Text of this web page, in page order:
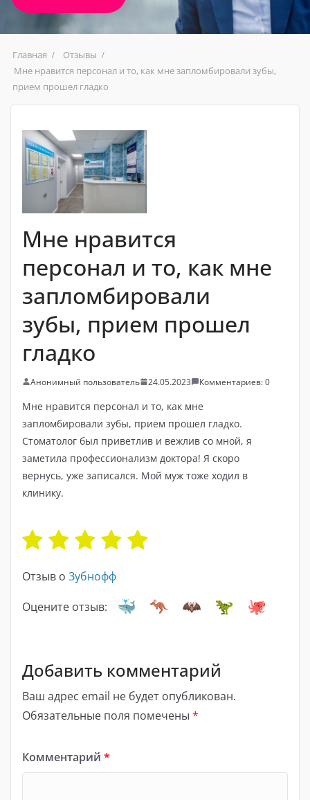
Главная
Отзывы
Мне нравится персонал и то, как мне запломбировали зубы,
прием прошел гладко
Мне нравится
персонал и то, как мне
запломбировали
зубы, прием прошел
гладко
Анонимный пользователь 24.05.2023 Комментариев: 0
Мне нравится персонал и то, как мне
запломбировали зубы, прием прошел гладко.
Стоматолог был приветлив и вежлив со мной, я
заметила профессионализм доктора! Я скоро
вернусь, уже записался. Мой муж тоже ходил в
клинику.
Отзыв о Зубнофф
Оцените отзыв:
Добавить комментарий
Ваш адрес email не будет опубликован.
Обязательные поля помечены *
Комментарий *